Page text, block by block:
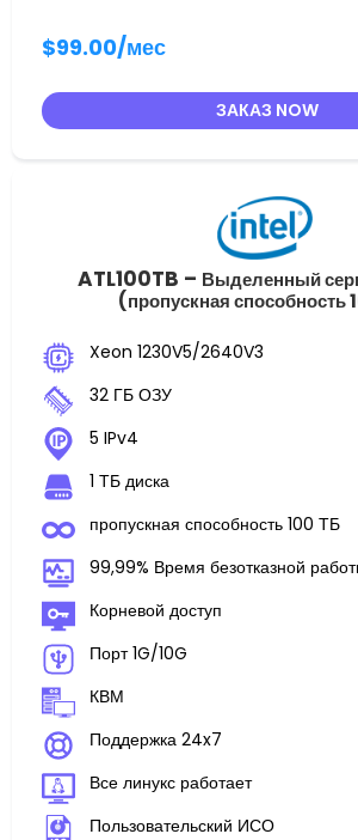
$99.00/мес
ЗАКАЗ NOW
ATL100TB – Выделенный
(пропускная способность
Xeon 1230V5/2640V3
32 ГБ ОЗУ
5 IPv4
1 ТБ диска
пропускная способность 100 ТБ
99,99% Время безотказной
Корневой доступ
Порт 1G/10G
КВМ
Поддержка 24x7
Все линукс работает
Пользовательский ИСО